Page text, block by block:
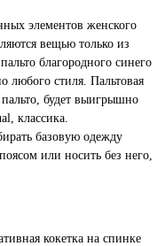
элементов женского
вещью только из
благородного синего
любого стиля. Пальтовая
будет выигрышно
классика.
базовую одежду
или носить без него,
кокетка на спинке